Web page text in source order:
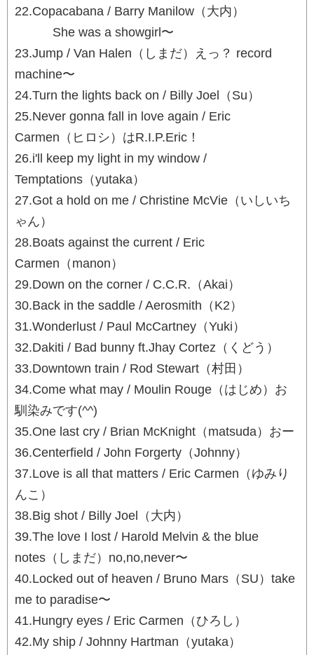
22.Copacabana / Barry Manilow（大内）
She was a showgirl〜
23.Jump / Van Halen（しまだ）えっ？ record
machine〜
24.Turn the lights back on / Billy Joel（Su）
25.Never gonna fall in love again / Eric
Carmen（ヒロシ）はR.I.P.Eric！
26.i'll keep my light in my window /
Temptations（yutaka）
27.Got a hold on me / Christine McVie（いしいち
ゃん）
28.Boats against the current / Eric
Carmen（manon）
29.Down on the corner / C.C.R.（Akai）
30.Back in the saddle / Aerosmith（K2）
31.Wonderlust / Paul McCartney（Yuki）
32.Dakiti / Bad bunny ft.Jhay Cortez（くどう）
33.Downtown train / Rod Stewart（村田）
34.Come what may / Moulin Rouge（はじめ）お
馴染みです(^^)
35.One last cry / Brian McKnight（matsuda）おー
36.Centerfield / John Forgerty（Johnny）
37.Love is all that matters / Eric Carmen（ゆみり
んこ）
38.Big shot / Billy Joel（大内）
39.The love I lost / Harold Melvin & the blue
notes（しまだ）no,no,never〜
40.Locked out of heaven / Bruno Mars（SU）take
me to paradise〜
41.Hungry eyes / Eric Carmen（ひろし）
42.My ship / Johnny Hartman（yutaka）